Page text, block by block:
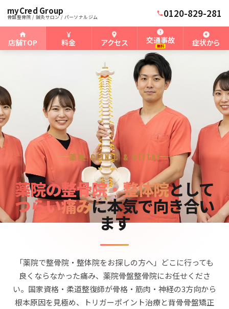
myCred Group
骨盤整骨院 / 鍼灸サロン / パーソナルジム 0120-829-281
店舗TOP 料金 アクセス 交通事故
無料 症状から
ホーム › 薬院骨盤整骨院
薬院 CLINIC & SEITAI
薬院の整骨院・整体院として
つらい痛みに本気で向き合い
ます
「薬院で整骨院・整体院をお探しの方へ」どこに行っても
良くならなかった痛み、薬院骨盤整骨院にお任せくださ
い。国家資格・柔道整復師が骨格・筋肉・神経の3方向から
根本原因を見極め、トリガーポイント治療と背骨骨盤矯正